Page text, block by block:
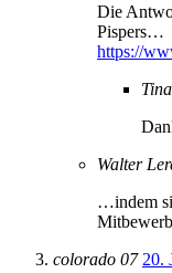
Die
Pispers…
https://
Walter
…indem
colorado 07 20.